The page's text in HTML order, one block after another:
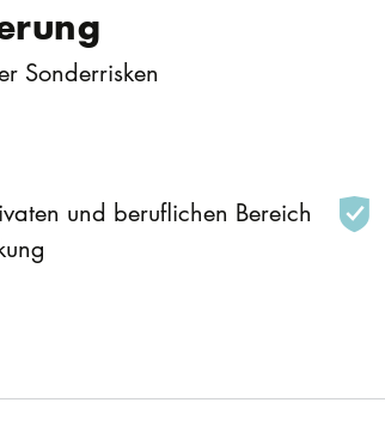
Sonderrisken
und beruflichen Bereich